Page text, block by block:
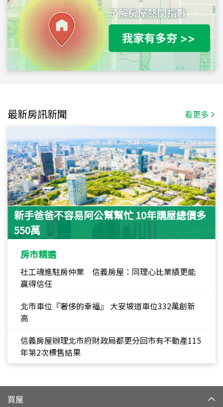
最新房訊新聞 看更多
新手爸爸不容易阿公幫幫忙 10年購屋總價多
550萬
房市精選
社工魂進駐房仲業 信義房屋：同理心比業績更能
贏得信任
北市車位『奢侈的幸福』 大安坡道車位332萬創新
高
信義房屋辦理北市府財政局都更分回市有不動產115
年第2次標售結果
買屋